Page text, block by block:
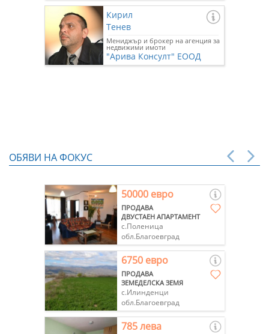
Кирил
Тенев
Мениджър и брокер на агенция за
недвижими имоти
"Арива Консулт" ЕООД
ОБЯВИ НА ФОКУС
50000 евро
ПРОДАВА
ДВУСТАЕН АПАРТАМЕНТ
с.Поленица
обл.Благоевград
6750 евро
ПРОДАВА
ЗЕМЕДЕЛСКА ЗЕМЯ
с.Илинденци
обл.Благоевград
785 лева